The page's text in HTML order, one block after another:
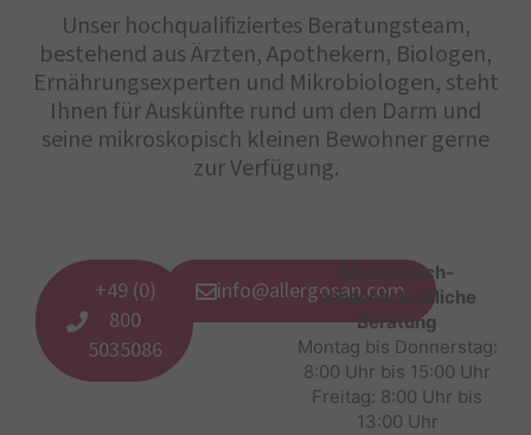
Unser hochqualifiziertes Beratungsteam,
bestehend aus Ärzten, Apothekern, Biologen,
Ernährungsexperten und Mikrobiologen, steht
Ihnen für Auskünfte rund um den Darm und
seine mikroskopisch kleinen Bewohner gerne
zur Verfügung.
+49 (0)
800
5035086
info@allergosan.com
Medizinisch-
wissenschaftliche
Beratung
Montag bis Donnerstag:
8:00 Uhr bis 15:00 Uhr
Freitag: 8:00 Uhr bis
13:00 Uhr